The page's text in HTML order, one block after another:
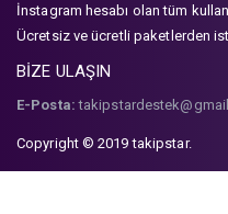
İnstagram hesabı olan tüm
Ücretsiz ve ücretli paketlerden
BİZE ULAŞIN
E-Posta:
Copyright © 2019 takipstar.